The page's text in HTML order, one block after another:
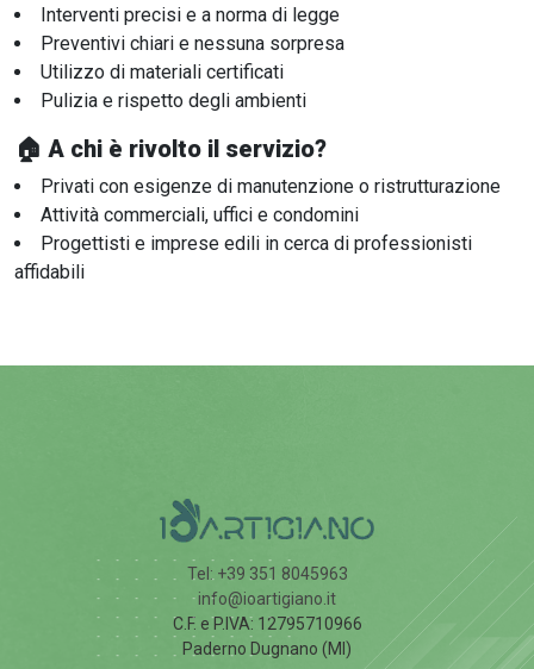
Interventi precisi e a norma di legge
Preventivi chiari e nessuna sorpresa
Utilizzo di materiali certificati
Pulizia e rispetto degli ambienti
🏠 A chi è rivolto il servizio?
Privati con esigenze di manutenzione o ristrutturazione
Attività commerciali, uffici e condomini
Progettisti e imprese edili in cerca di professionisti
affidabili
Tel: +39 351 8045963
info@ioartigiano.it
C.F. e P.IVA: 12795710966
Paderno Dugnano (MI)